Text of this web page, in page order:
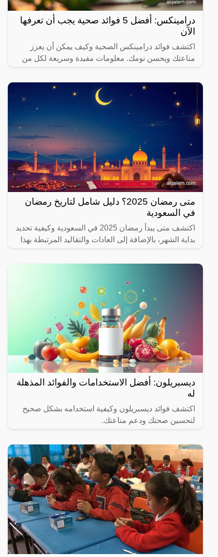
درامينكس: أفضل 5 فوائد صحية يجب أن تعرفها
الآن
اكتشف فوائد درامينكس الصحية وكيف يمكن أن يعزز
مناعتك ويحسن نومك. معلومات مفيدة وسريعة لكل من
متى رمضان 2025؟ دليل شامل لتاريخ رمضان
في السعودية
اكتشف متى يبدأ رمضان 2025 في السعودية وكيفية تحديد
بداية الشهر، بالإضافة إلى العادات والتقاليد المرتبطة بهذا
ديسبريلون: أفضل الاستخدامات والفوائد المذهلة
له
اكتشف فوائد ديسبريلون وكيفية استخدامه بشكل صحيح
لتحسين صحتك ودعم مناعتك.